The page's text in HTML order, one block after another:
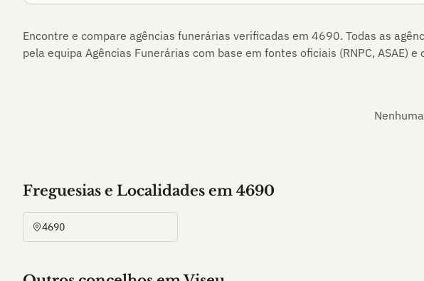
Encontre e compare agências funerárias verificadas em 4690. Todas as
pela equipa Agências Funerárias com base em fontes oficiais (RNPC, ASAE)
Freguesias e Localidades em 4690
4690